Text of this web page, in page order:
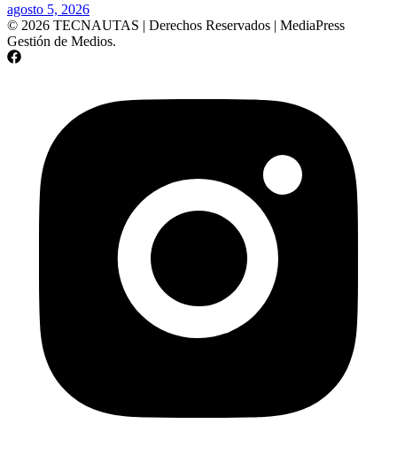
agosto 5, 2026
© 2026 TECNAUTAS | Derechos Reservados | MediaPress
Gestión de Medios.